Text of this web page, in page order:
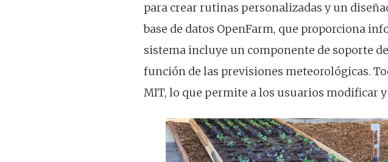
para crear rutinas personalizadas y un
base de datos OpenFarm, que proporciona
sistema incluye un componente de soporte
función de las previsiones meteorológicas.
MIT, lo que permite a los usuarios modificar